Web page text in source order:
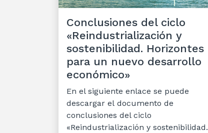
Conclusiones del ciclo
«Reindustrialización y
sostenibilidad. Horizontes
para un nuevo desarrollo
económico»
En el siguiente enlace se puede
descargar el documento de
conclusiones del ciclo
«Reindustrialización y sostenibilidad.